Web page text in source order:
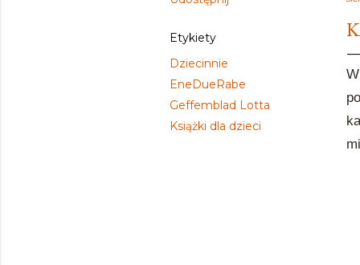
Etykiety
Dziecinnie
EneDueRabe
Geffemblad Lotta
Książki dla dzieci